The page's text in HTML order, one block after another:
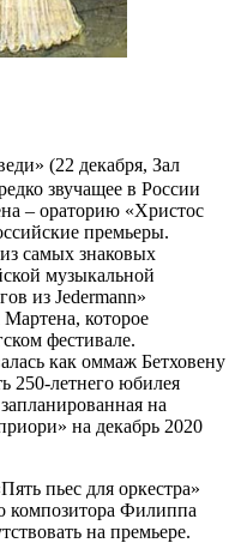
(22 декабря, Зал
звучащее в России
– ораторию «Христос
премьеры.
самых знаковых
музыкальной
из Jedermann»
которое
фестивале.
как оммаж Бетховену
250-летнего юбилея
на
на декабрь 2020
пьес для оркестра»
композитора Филиппа
на премьере.